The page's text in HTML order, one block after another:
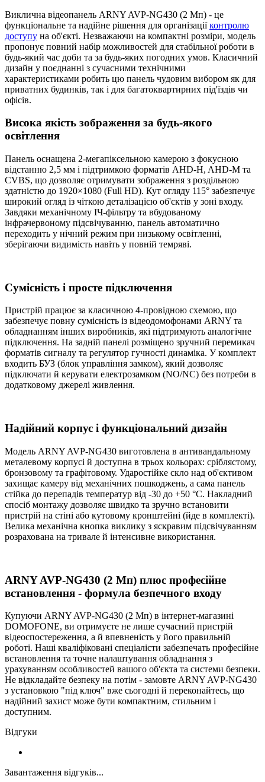
Виклична відеопанель ARNY AVP-NG430 (2 Мп) - це
функціональне та надійне рішення для організаціїконтролю
доступу на об'єкті. Незважаючи на компактні розміри, модель
пропонує повний набір можливостей для стабільної роботи в
будь-який час доби та за будь-яких погодних умов. Класичний
дизайн у поєднанні з сучасними технічними
характеристиками робить цю панель чудовим вибором як для
приватних будинків, так і для багатоквартирних під'їздів чи
офісів.
Висока якість зображення за будь-якого
освітлення
Панель оснащена 2-мегапіксельною камерою з фокусною
відстанню 2,5 мм і підтримкою форматів AHD-H, AHD-M та
CVBS, що дозволяє отримувати зображення з роздільною
здатністю до 1920×1080 (Full HD). Кут огляду 115° забезпечує
широкий огляд із чіткою деталізацією об'єктів у зоні входу.
Завдяки механічному ІЧ-фільтру та вбудованому
інфрачервоному підсвічуванню, панель автоматично
переходить у нічний режим при низькому освітленні,
зберігаючи видимість навіть у повній темряві.
Сумісність і просте підключення
Пристрій працює за класичною 4-провідною схемою, що
забезпечує повну сумісність із відеодомофонами ARNY та
обладнанням інших виробників, які підтримують аналогічне
підключення. На задній панелі розміщено зручний перемикач
форматів сигналу та регулятор гучності динаміка. У комплект
входить БУЗ (блок управління замком), який дозволяє
підключати й керувати електрозамком (NO/NC) без потреби в
додатковому джерелі живлення.
Надійний корпус і функціональний дизайн
Модель ARNY AVP-NG430 виготовлена в антивандальному
металевому корпусі й доступна в трьох кольорах: сріблястому,
бронзовому та графітовому. Ударостійке скло над об'єктивом
захищає камеру від механічних пошкоджень, а сама панель
стійка до перепадів температур від -30 до +50 °C. Накладний
спосіб монтажу дозволяє швидко та зручно встановити
пристрій на стіні або кутовому кронштейні (йде в комплекті).
Велика механічна кнопка виклику з яскравим підсвічуванням
розрахована на тривале й інтенсивне використання.
ARNY AVP-NG430 (2 Мп) плюс професійне
встановлення - формула безпечного входу
Купуючи ARNY AVP-NG430 (2 Мп) в інтернет-магазині
DOMOFONE, ви отримуєте не лише сучасний пристрій
відеоспостереження, а й впевненість у його правильній
роботі. Наші кваліфіковані спеціалісти забезпечать професійне
встановлення та точне налаштування обладнання з
урахуванням особливостей вашого об'єкта та системи безпеки.
Не відкладайте безпеку на потім - замовте ARNY AVP-NG430
з установкою "під ключ" вже сьогодні й переконайтесь, що
надійний захист може бути компактним, стильним і
доступним.
Відгуки
Завантаження відгуків...